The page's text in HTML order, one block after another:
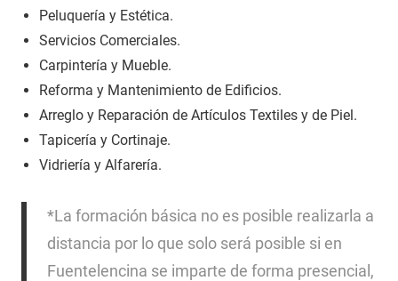
Peluquería y Estética.
Servicios Comerciales.
Carpintería y Mueble.
Reforma y Mantenimiento de Edificios.
Arreglo y Reparación de Artículos Textiles y de Piel.
Tapicería y Cortinaje.
Vidriería y Alfarería.
*La formación básica no es posible realizarla a
distancia por lo que solo será posible si en
Fuentelencina se imparte de forma presencial,